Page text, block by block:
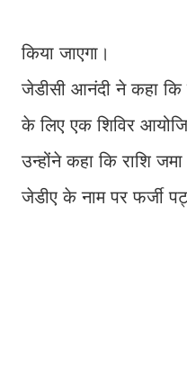
किया जाएगा।
जेडीसी आनंदी ने कहा कि
के लिए एक शिविर
उन्होंने कहा कि राशि
जेडीए के नाम पर फर्जी